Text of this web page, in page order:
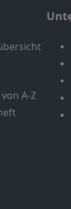
A-Z